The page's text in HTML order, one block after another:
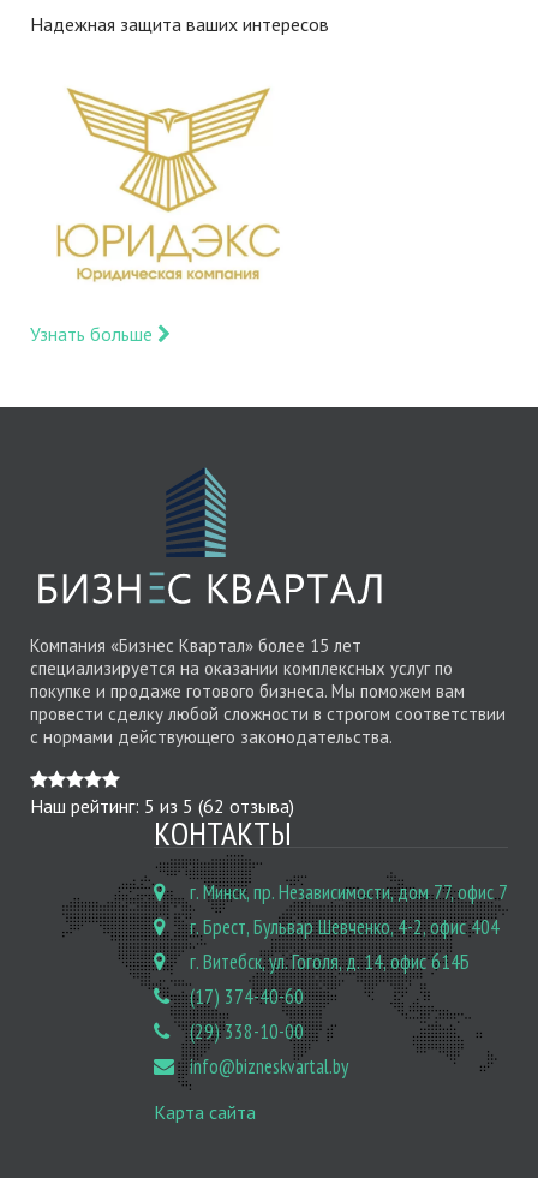
Надежная защита ваших интересов
Узнать больше
Компания «Бизнес Квартал» более 15 лет
специализируется на оказании комплексных услуг по
покупке и продаже готового бизнеса. Мы поможем вам
провести сделку любой сложности в строгом соответствии
с нормами действующего законодательства.
Наш рейтинг: 5 из 5 (62 отзыва)
КОНТАКТЫ
г. Минск, пр. Независимости, дом 77, офис 7
г. Брест, Бульвар Шевченко, 4-2, офис 404
г. Витебск, ул. Гоголя, д. 14, офис 614Б
(17) 374-40-60
(29) 338-10-00
info@bizneskvartal.by
Карта сайта